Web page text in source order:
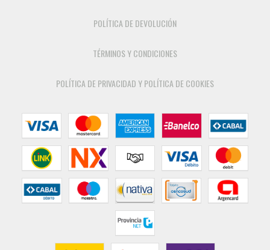
POLÍTICA DE DEVOLUCIÓN
TÉRMINOS Y CONDICIONES
POLÍTICA DE PRIVACIDAD Y POLÍTICA DE COOKIES